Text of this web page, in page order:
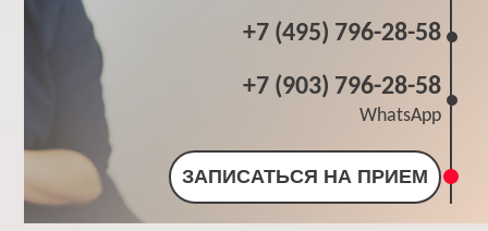
+7 (495) 796-28-58
+7 (903) 796-28-58
WhatsApp
ЗАПИСАТЬСЯ НА ПРИЕМ